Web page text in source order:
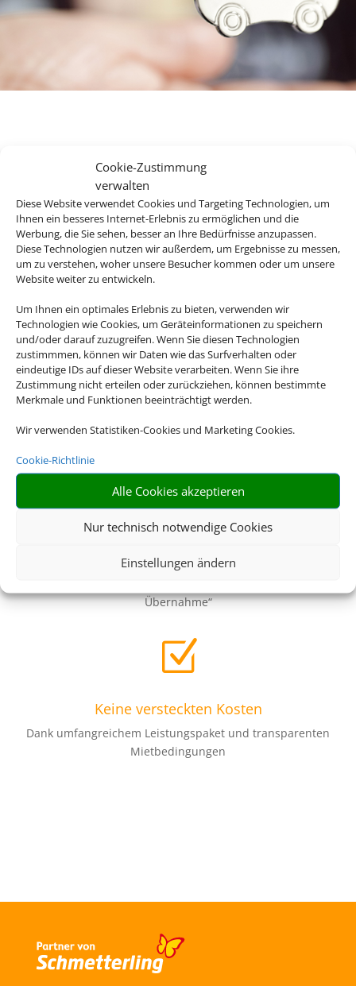
Cookie-Zustimmung
verwalten
Diese Website verwendet Cookies und Targeting Technologien, um
Ihnen ein besseres Internet-Erlebnis zu ermöglichen und die
Werbung, die Sie sehen, besser an Ihre Bedürfnisse anzupassen.
Diese Technologien nutzen wir außerdem, um Ergebnisse zu messen,
um zu verstehen, woher unsere Besucher kommen oder um unsere
Website weiter zu entwickeln.
Um Ihnen ein optimales Erlebnis zu bieten, verwenden wir
Technologien wie Cookies, um Geräteinformationen zu speichern
und/oder darauf zuzugreifen. Wenn Sie diesen Technologien
zustimmmen, können wir Daten wie das Surfverhalten oder
eindeutige IDs auf dieser Website verarbeiten. Wenn Sie ihre
Zustimmung nicht erteilen oder zurückziehen, können bestimmte
Merkmale und Funktionen beeinträchtigt werden.
Wir verwenden Statistiken-Cookies und Marketing Cookies.
Cookie-Richtlinie
Alle Cookies akzeptieren
Nur technisch notwendige Cookies
Einstellungen ändern
Ihr Mietwagenexperte für
den perfekten Urlaub.
Bei uns finden Sie Mietwagen für über 120 Länder und an
mehr als 8.000 Stationen weltweit. Egal ob Spanien, Italien,
USA oder Neuseeland – wir haben für jedes Reiseziel das
passende Mietwagen-Angebot für Sie.
Z
Alles Inklusive
Inkl. Vollkaskoschutz, Erstattung der Selbstbeteiligung, freie
Z
Faire Tankregelung
Übernahme“
Z
Keine versteckten Kosten
Dank umfangreichem Leistungspaket und transparenten
Mietbedingungen